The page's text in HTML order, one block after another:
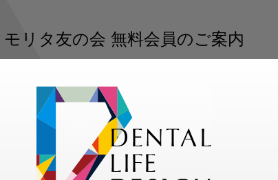
モリタ友の会 無料会員のご案内
、デンタルライフデザインをもっと便利にご利用い
メリット